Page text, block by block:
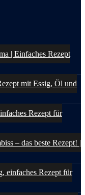
| Einfaches Rezept
mit Essig, Öl und
Rezept für
– das beste Rezept! |
einfaches Rezept für